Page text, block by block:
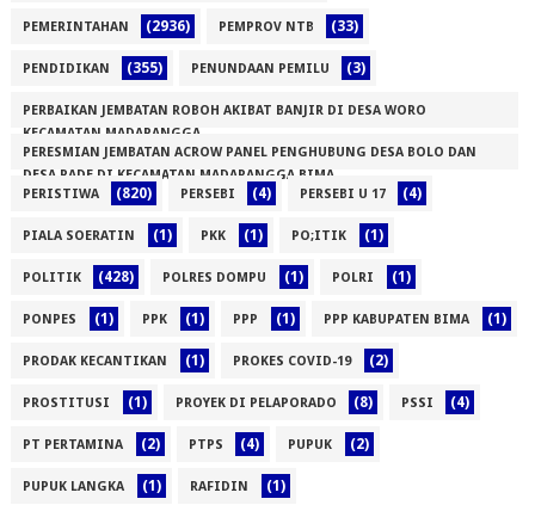
PEMERINTAHAN (2936) PEMPROV NTB (33)
PENDIDIKAN (355) PENUNDAAN PEMILU (3)
PERBAIKAN JEMBATAN ROBOH AKIBAT BANJIR DI DESA WORO
KECAMATAN MADAPANGGA
(1)PERESMIAN JEMBATAN ACROW PANEL PENGHUBUNG DESA BOLO DAN
DESA RADE DI KECAMATAN MADAPANGGA BIMA
(1)PERISTIWA (820) PERSEBI (4) PERSEBI U 17 (4)
PIALA SOERATIN (1) PKK (1) PO;ITIK (1)
POLITIK (428) POLRES DOMPU (1) POLRI (1)
PONPES (1) PPK (1) PPP (1) PPP KABUPATEN BIMA (1)
PRODAK KECANTIKAN (1) PROKES COVID-19 (2)
PROSTITUSI (1) PROYEK DI PELAPORADO (8) PSSI (4)
PT PERTAMINA (2) PTPS (4) PUPUK (2)
PUPUK LANGKA (1) RAFIDIN (1)